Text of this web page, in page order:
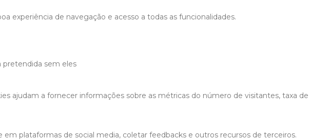
experiência de navegação e acesso a todas as funcionalidades.
pretendida sem eles
ajudam a fornecer informações sobre as métricas do número de visitantes, taxa de
plataformas de social media, coletar feedbacks e outros recursos de terceiros.